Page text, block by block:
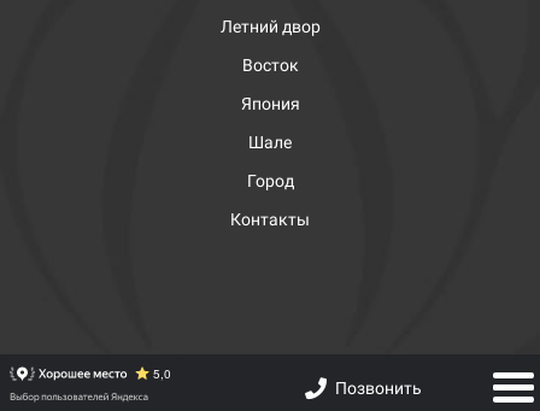
Позвонить
Летний двор
Восток
Япония
Шале
Город
Контакты